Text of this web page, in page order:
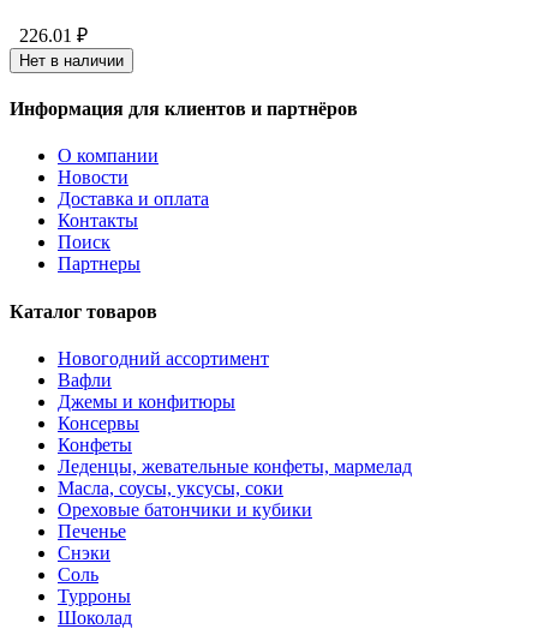
226.01 ₽
Нет в наличии
Информация для клиентов и партнёров
О компании
Новости
Доставка и оплата
Контакты
Поиск
Партнеры
Каталог товаров
Новогодний ассортимент
Вафли
Джемы и конфитюры
Консервы
Конфеты
Леденцы, жевательные конфеты, мармелад
Масла, соусы, уксусы, соки
Ореховые батончики и кубики
Печенье
Снэки
Соль
Турроны
Шоколад